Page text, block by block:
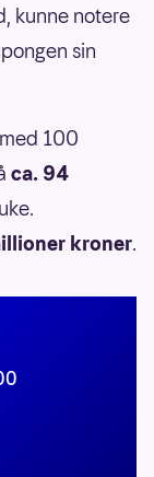
kunne notere
sin
100
ca. 94
kroner.